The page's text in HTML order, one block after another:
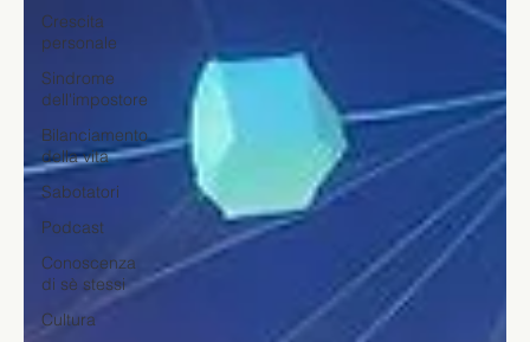
Crescita
personale
Sindrome
dell'impostore
Bilanciamento
della vita
Sabotatori
Podcast
Conoscenza
di sè stessi
Cultura